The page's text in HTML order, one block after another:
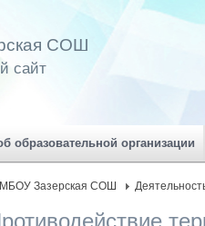
СОШ
сайт
образовательной организации
МБОУ Зазерская СОШ